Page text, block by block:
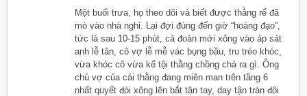
Một buổi trưa, họ theo dõi và biết được thằng rể đã
mò vào nhà nghỉ. Lại đợi đúng đến giờ “hoàng đạo”,
tức là sau 10-15 phút, cả đoàn mới xông vào áp sát
anh lễ tân, cô vợ lễ mễ vác bụng bầu, tru tréo khóc,
vừa khóc cô vừa kể tội thằng chồng chả ra gì. Ông
chú vợ của cái thằng đang miên man trên tầng 6
nhất quyết đòi xông lên bắt tận tay, day tận trán đôi